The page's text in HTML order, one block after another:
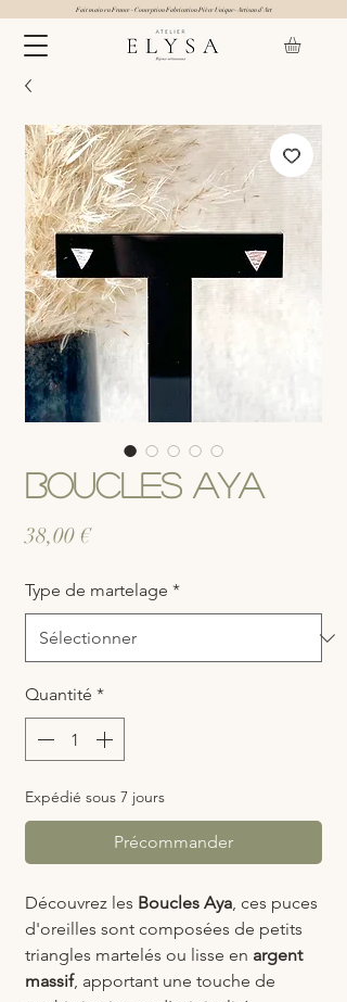
Fait main en France - Conception Fabrication Pièce Unique- Artisan d'Art
Boucles Aya
38,00 €Prix
Type de martelage *
Quantité *
Expédié sous 7 jours
Précommander
Découvrez les Boucles Aya, ces puces
d'oreilles sont composées de petits
triangles martelés ou lisse en argent
massif, apportant une touche de